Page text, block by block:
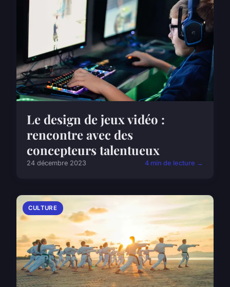
Le design de jeux vidéo :
rencontre avec des
concepteurs talentueux
24 décembre 2023 4 min de lecture →
CULTURE